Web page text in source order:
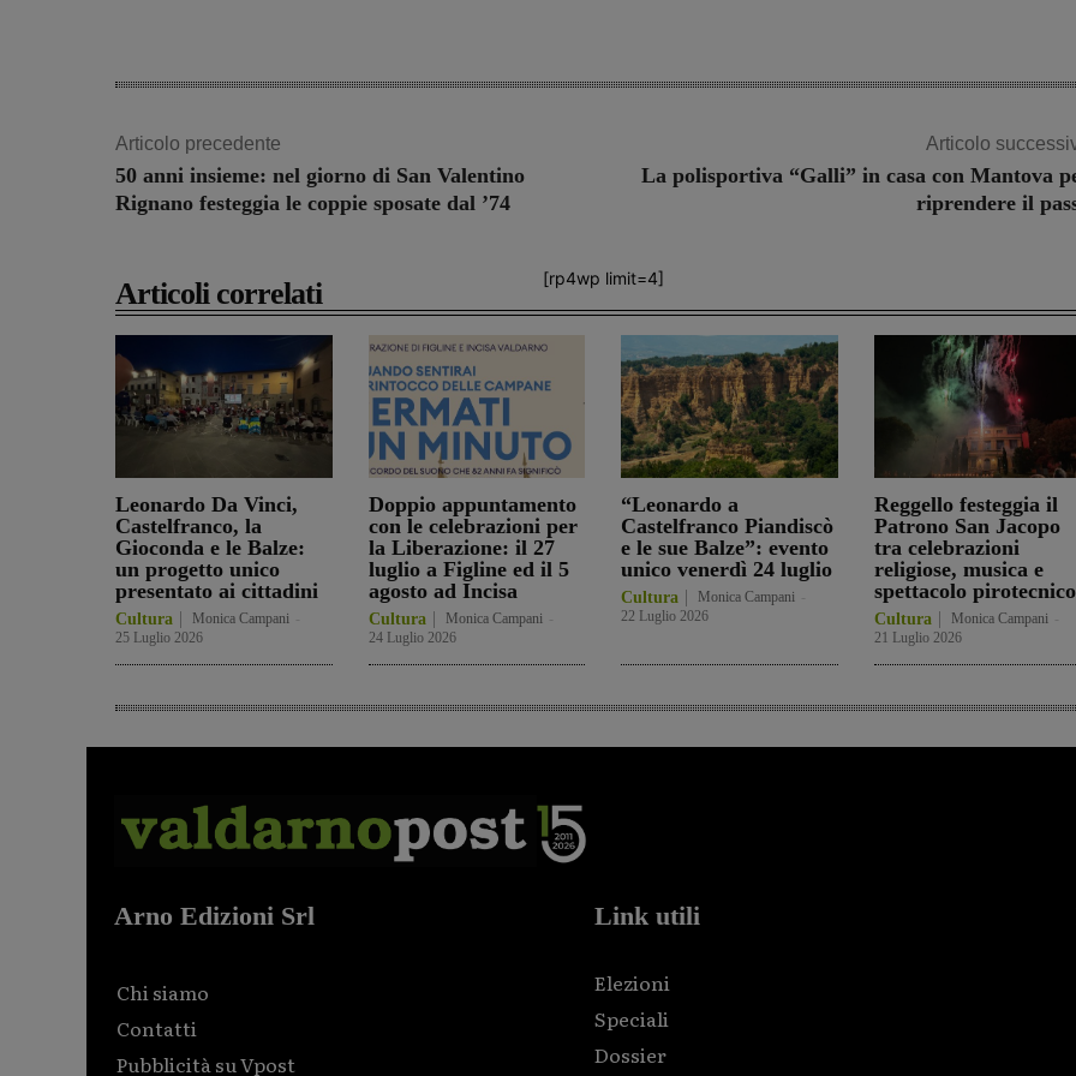
Articolo precedente
50 anni insieme: nel giorno di San Valentino
Rignano festeggia le coppie sposate dal ’74
Articolo
La polisportiva “Galli” in casa con Mantova
riprendere il
[rp4wp limit=4]
Articoli correlati
Leonardo Da Vinci,
Castelfranco, la
Gioconda e le Balze:
un progetto unico
presentato ai cittadini
Cultura Monica Campani
25 Luglio 2026
Doppio appuntamento
con le celebrazioni per
la Liberazione: il 27
luglio a Figline ed il 5
agosto ad Incisa
Cultura Monica Campani
24 Luglio 2026
“Leonardo a
Castelfranco Piandiscò
e le sue Balze”: evento
unico venerdì 24 luglio
Cultura Monica Campani
22 Luglio 2026
Reggello festeggia il
Patrono San Jacopo
tra celebrazioni
religiose, musica e
spettacolo pirotecnico
Cultura Monica Campani
21 Luglio 2026
Arno Edizioni Srl
Chi siamo
Contatti
Pubblicità su Vpost
Link utili
Elezioni
Speciali
Dossier